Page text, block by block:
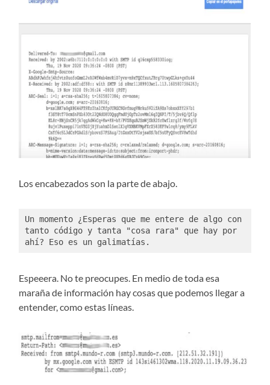
Los encabezados son la parte de abajo.
Un momento ¿Esperas que me entere de algo con
tanto código y tanta "cosa rara" que hay por
ahí? Eso es un galimatías.
Espeeera. No te preocupes. En medio de toda esa
maraña de información hay cosas que podemos llegar a
entender, como estas líneas.